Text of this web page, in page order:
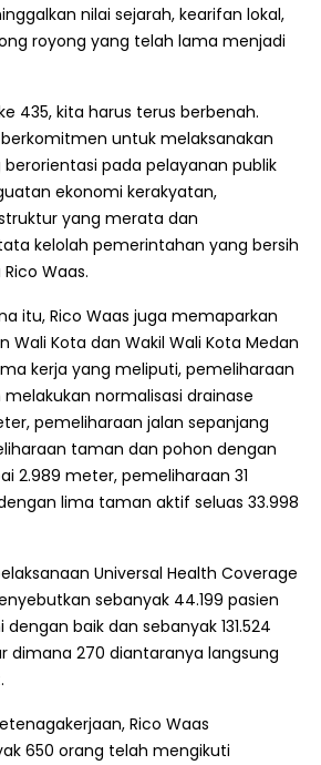
nilai sejarah, kearifan lokal,
royong yang telah lama menjadi
435, kita harus terus berbenah.
untuk melaksanakan
pada pelayanan publik
ekonomi kerakyatan,
yang merata dan
kelolah pemerintahan yang bersih
Waas.
itu, Rico Waas juga memaparkan
Wali Kota dan Wakil Wali Kota Medan
kerja yang meliputi, pemeliharaan
normalisasi drainase
pemeliharaan jalan sepanjang
taman dan pohon dengan
2.989 meter, pemeliharaan 31
lima taman aktif seluas 33.998
Universal Health Coverage
sebanyak 44.199 pasien
baik dan sebanyak 131.524
dimana 270 diantaranya langsung
Rico Waas
650 orang telah mengikuti